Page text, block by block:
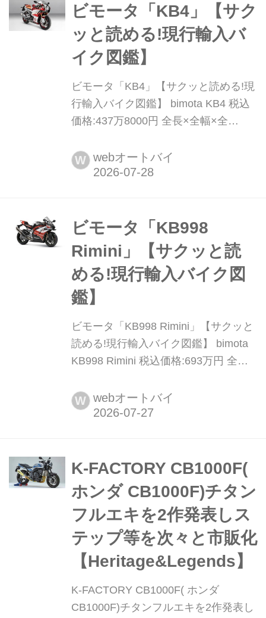
RDがさらに仕様変更へ向けて入庫
2025年の春にCB1000Fコンセプトを
発表、11月に発売されたCB10...
ビモータ「KB4」【サク
ッと読める!現行輸入バ
イク図鑑】
ビモータ「KB4」【サクッと読める!現
行輸入バイク図鑑】 bimota KB4 税込
価格:437万8000円 全長×全幅×全
ス:1390mm シート高:810(+ / - 8)mm
車両重量:194kg 2019年にカワサキと
W webオートバイ
ビモータ「KB998
Rimini」【サクッと読
める!現行輸入バイク図
鑑】
ビモータ「KB998 Rimini」【サクッと
読める!現行輸入バイク図鑑】 bimota
KB998 Rimini 税込価格:693万円 全長×
ルベース:1455mm シート高:830mm 車
両重量:207kg スーパーバイク世界選手
W webオートバイ
K-FACTORY CB1000F(
ホンダ CB1000F)チタン
フルエキを2作発表しス
テップ等を次々と市販化
【Heritage&Legends】
K-FACTORY CB1000F( ホンダ
CB1000F)チタンフルエキを2作発表し